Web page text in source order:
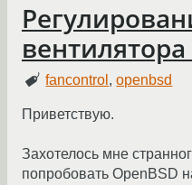
fancontrol ,openbsd
Приветствую.
Захотелось мне
попробовать OpenBSD